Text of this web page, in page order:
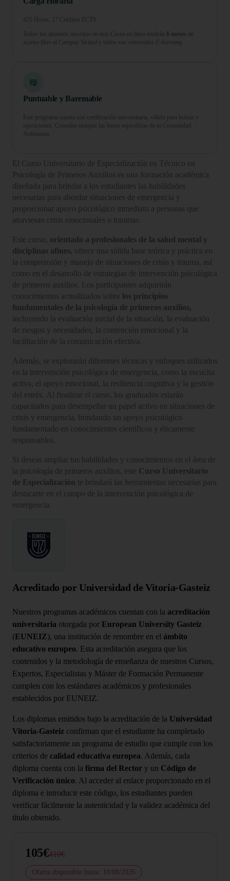
425 Horas, 17 Créditos ECTS
Todos los alumnos inscritos en este Curso en línea tendrán 6 meses de
acceso libre al Campus Virtual y todos sus contenidos E-learning.
Puntuable y Baremable
Este programa cuenta con certificación universitaria, válido para bolsas y
oposiciones. Consulta siempre las bases específicas de tu Comunidad
Autónoma.
El Curso Universitario de Especialización en Técnico en
Psicología de Primeros Auxilios es una formación académica
diseñada para brindar a los estudiantes las habilidades
necesarias para abordar situaciones de emergencia y
proporcionar apoyo psicológico inmediato a personas que
atraviesan crisis emocionales o traumas.
Este curso, orientado a profesionales de la salud mental y
disciplinas afines, ofrece una sólida base teórica y práctica en
la comprensión y manejo de situaciones de crisis y trauma, así
como en el desarrollo de estrategias de intervención psicológica
de primeros auxilios. Los participantes adquirirán
conocimientos actualizados sobre los principios
fundamentales de la psicología de primeros auxilios,
incluyendo la evaluación inicial de la situación, la evaluación
de riesgos y necesidades, la contención emocional y la
facilitación de la comunicación efectiva.
Además, se explorarán diferentes técnicas y enfoques utilizados
en la intervención psicológica de emergencia, como la escucha
activa, el apoyo emocional, la resiliencia cognitiva y la gestión
del estrés. Al finalizar el curso, los graduados estarán
capacitados para desempeñar un papel activo en situaciones de
crisis y emergencia, brindando un apoyo psicológico
fundamentado en conocimientos científicos y éticamente
responsables.
Si deseas ampliar tus habilidades y conocimientos en el área de
la psicología de primeros auxilios, este Curso Universitario
de Especialización te brindará las herramientas necesarias para
destacarte en el campo de la intervención psicológica de
emergencia.
Acreditado por Universidad de Vitoria-Gasteiz
Nuestros programas académicos cuentan con la acreditación
universitaria otorgada por European University Gasteiz
(EUNEIZ), una institución de renombre en el ámbito
educativo europeo. Esta acreditación asegura que los
contenidos y la metodología de enseñanza de nuestros Cursos,
Expertos, Especialistas y Máster de Formación Permanente
cumplen con los estándares académicos y profesionales
establecidos por EUNEIZ.
Los diplomas emitidos bajo la acreditación de la Universidad
Vitoria-Gasteiz confirman que el estudiante ha completado
satisfactoriamente un programa de estudio que cumple con los
criterios de calidad educativa europea. Además, cada
diploma cuenta con la firma del Rector y un Código de
Verificación único. Al acceder al enlace proporcionado en el
diploma e introducir este código, los estudiantes pueden
verificar fácilmente la autenticidad y la validez académica del
título obtenido.
105€410€
Oferta disponible hasta: 10/08/2026